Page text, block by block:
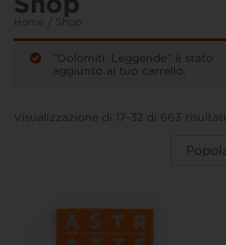
Home / Shop
“Dolomiti. Leggende” è stato
aggiunto al tuo carrello.
Visualizzazione di 17-32 di 663 risultati